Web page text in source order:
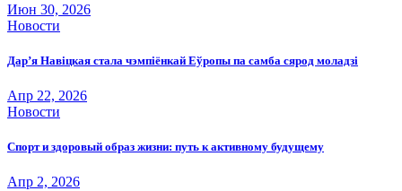
Июн 30, 2026
Новости
Дар’я Навіцкая стала чэмпіёнкай Еўропы па самба сярод моладзі
Апр 22, 2026
Новости
Спорт и здоровый образ жизни: путь к активному будущему
Апр 2, 2026